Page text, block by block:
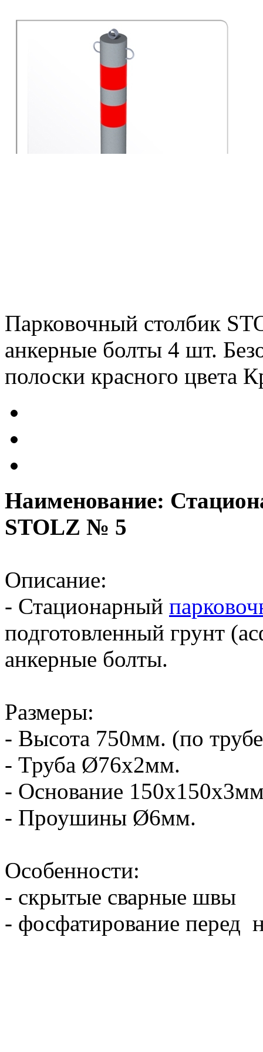
Парковочный столбик
анкерные болты 4 шт.
полоски красного цвета
Наименование:
STOLZ № 5
Описание:
- Стационарный
подготовленный грунт
анкерные болты.
Размеры:
- Высота 750мм. (по
- Труба Ø76х2мм.
- Основание
- Проушины Ø6мм.
Особенности:
- скрытые сварные швы
- фосфатирование перед